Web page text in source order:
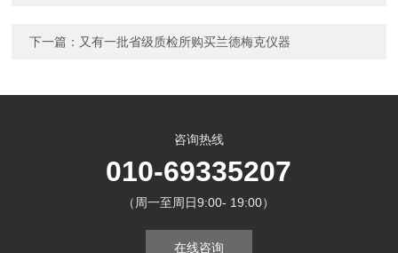
下一篇： 又有一批省级质检所购买兰德梅克仪器
咨询热线
010-69335207
（周一至周日9:00- 19:00）
在线咨询